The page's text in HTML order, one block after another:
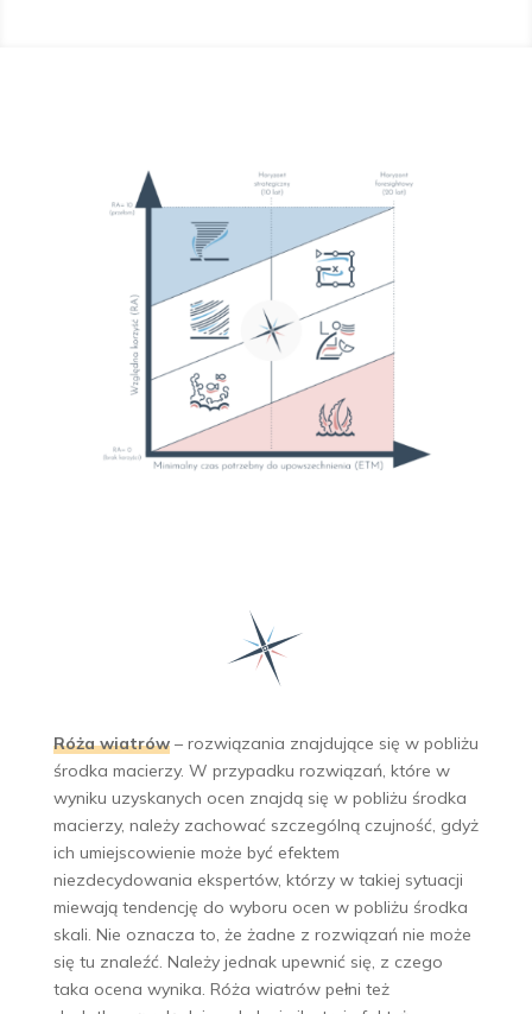
Róża wiatrów– rozwiązania znajdujące się w pobliżu
środka macierzy. W przypadku rozwiązań, które w
wyniku uzyskanych ocen znajdą się w pobliżu środka
macierzy, należy zachować szczególną czujność, gdyż
ich umiejscowienie może być efektem
niezdecydowania ekspertów, którzy w takiej sytuacji
miewają tendencję do wyboru ocen w pobliżu środka
skali. Nie oznacza to, że żadne z rozwiązań nie może
się tu znaleźć. Należy jednak upewnić się, z czego
taka ocena wynika. Róża wiatrów pełni też